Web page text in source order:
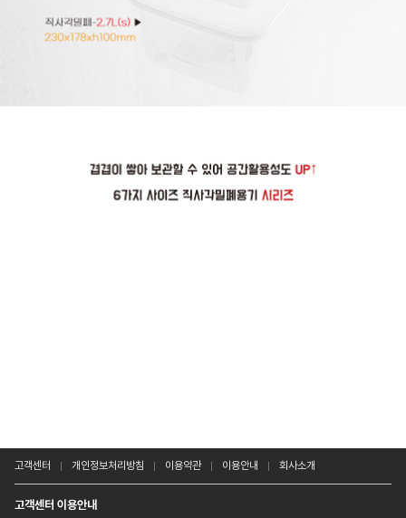
고객센터 개인정보처리방침 이용약관 이용안내 회사소개
고객센터 이용안내